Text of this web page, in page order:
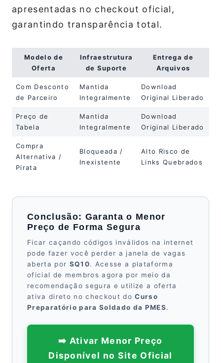
apresentadas no checkout oficial,
garantindo transparência total.
Modelo de
Oferta
Infraestrutura
de Suporte
Entrega de
Arquivos
Com Desconto
de Parceiro
Mantida
Integralmente
Download
Original Liberado
Preço de
Tabela
Mantida
Integralmente
Download
Original Liberado
Compra
Alternativa /
Pirata
Bloqueada /
Inexistente
Alto Risco de
Links Quebrados
Conclusão: Garanta o Menor
Preço de Forma Segura
Ficar caçando códigos inválidos na internet
pode fazer você perder a janela de vagas
aberta por SQ10. Acesse a plataforma
oficial de membros agora por meio da
recomendação segura e utilize a oferta
ativa direto no checkout doCurso
Preparatório para Soldado da PMES.
➡️ Ativar Menor Preço
Disponível no Site Oficial